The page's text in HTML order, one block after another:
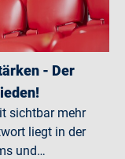
- Der
sichtbar mehr
liegt in der
und…